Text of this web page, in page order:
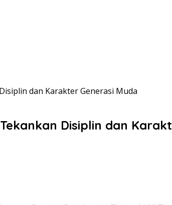
dan Karakter Generasi Muda
Disiplin dan